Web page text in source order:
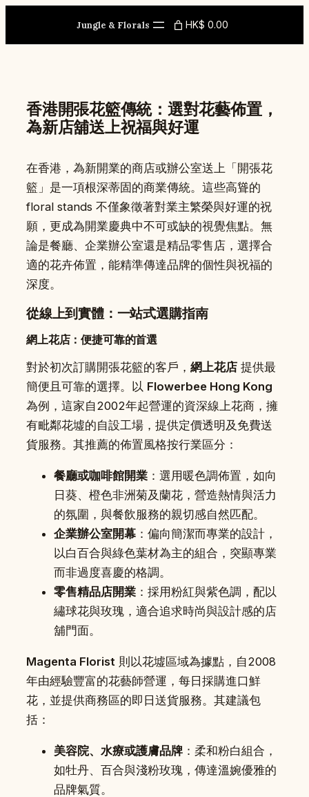
content
Jungle & Florals HK$ 0.00
香港開張花籃傳統：選對花藝佈置，
為新店舖送上祝福與好運
在香港，為新開業的商店或辦公室送上「開張花
籃」是一項根深蒂固的商業傳統。這些高聳的
floral stands 不僅象徵著對業主繁榮與好運的祝
願，更成為開業慶典中不可或缺的視覺焦點。無
論是餐廳、企業辦公室還是精品零售店，選擇合
適的花卉佈置，能精準傳達品牌的個性與祝福的
深度。
從線上到實體：一站式選購指南
網上花店：便捷可靠的首選
對於初次訂購開張花籃的客戶， 網上花店 提供最
簡便且可靠的選擇。以 Flowerbee Hong Kong
為例，這家自2002年起營運的資深線上花商，擁
有毗鄰花墟的自設工場，提供定價透明及免費送
貨服務。其推薦的佈置風格按行業區分：
餐廳或咖啡館開業 ：選用暖色調佈置，如向
日葵、橙色非洲菊及蘭花，營造熱情與活力
的氛圍，與餐飲服務的親切感自然匹配。
企業辦公室開幕 ：偏向簡潔而專業的設計，
以白百合與綠色葉材為主的組合，突顯專業
而非過度喜慶的格調。
零售精品店開業 ：採用粉紅與紫色調，配以
繡球花與玫瑰，適合追求時尚與設計感的店
舖門面。
Magenta Florist 則以花墟區域為據點，自2008
年由經驗豐富的花藝師營運，每日採購進口鮮
花，並提供商務區的即日送貨服務。其建議包
括：
美容院、水療或護膚品牌 ：柔和粉白組合，
如牡丹、百合與淺粉玫瑰，傳達溫婉優雅的
品牌氣質。